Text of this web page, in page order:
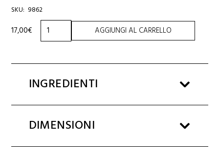
SKU: 9862
17,00€
PREPARATO
CIOCCOLATA
CALDA
250g
AGGIUNGI AL CARRELLO
INGREDIENTI
DIMENSIONI